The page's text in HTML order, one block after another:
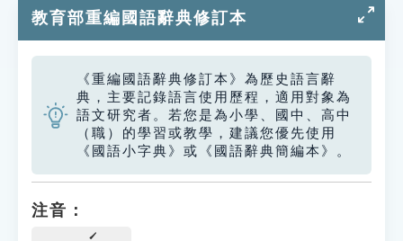
教育部重編國語辭典修訂本
《重編國語辭典修訂本》為歷史語言辭
典，主要記錄語言使用歷程，適用對象為
語文研究者。若您是為小學、國中、高中
（職）的學習或教學，建議您優先使用
《國語小字典》或《國語辭典簡編本》。
注音：